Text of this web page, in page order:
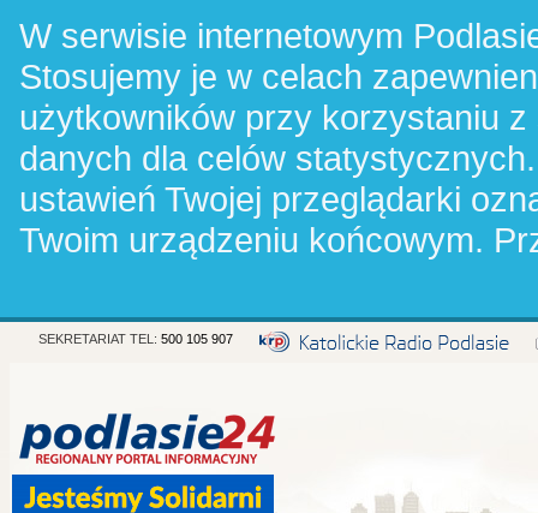
W serwisie internetowym
Stosujemy je w celach
użytkowników przy korzystaniu
danych dla celów
ustawień Twojej przeglądarki
Twoim urządzeniu końcowym.
SEKRETARIAT TEL: 500 105 907